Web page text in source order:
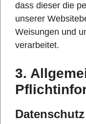
dass dieser die
unserer
Weisungen und
verarbeitet.
3.
Datenschutz